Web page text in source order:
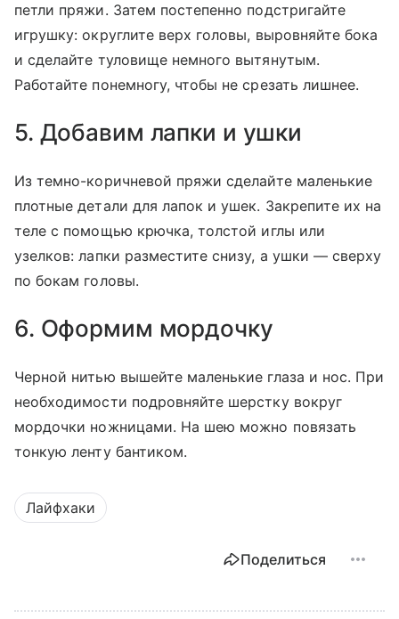
петли пряжи. Затем постепенно подстригайте
игрушку: округлите верх головы, выровняйте бока
и сделайте туловище немного вытянутым.
Работайте понемногу, чтобы не срезать лишнее.
5. Добавим лапки и ушки
Из темно-коричневой пряжи сделайте маленькие
плотные детали для лапок и ушек. Закрепите их на
теле с помощью крючка, толстой иглы или
узелков: лапки разместите снизу, а ушки — сверху
по бокам головы.
6. Оформим мордочку
Черной нитью вышейте маленькие глаза и нос. При
необходимости подровняйте шерстку вокруг
мордочки ножницами. На шею можно повязать
тонкую ленту бантиком.
Лайфхаки
Поделиться